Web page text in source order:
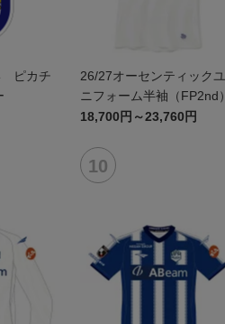
ピカチ
26/27オーセンティックユ
ニフォーム半袖（FP2nd）
18,700円～23,760円